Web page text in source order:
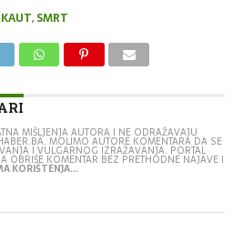
, SMRT
MIŠLJENJA AUTORA I NE ODRAŽAVAJU
MOLIMO AUTORE KOMENTARA DA SE
I VULGARNOG IZRAŽAVANJA. PORTAL
OBRIŠE KOMENTAR BEZ PRETHODNE NAJAVE I
KORIŠTENJA...